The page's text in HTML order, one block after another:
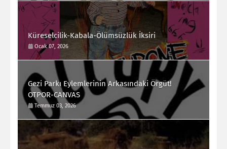
Küreselcilik-Kabala-Ölümsüzlük İksiri
Ocak 07, 2026
Gezi Parkı Eylemlerinin Arkasındaki Örgüt!
OTPOR-CANVAS
Temmuz 03, 2026